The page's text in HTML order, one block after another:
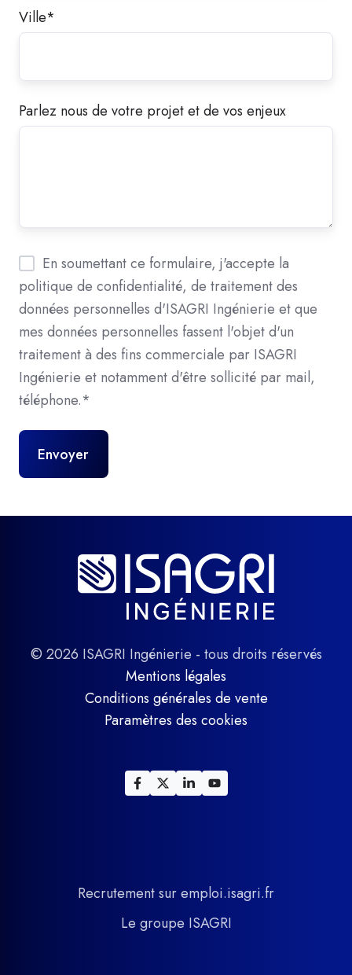
Ville*
Parlez nous de votre projet et de vos enjeux
En soumettant ce formulaire, j'accepte la
politique de confidentialité, de traitement des
données personnelles d'ISAGRI Ingénierie et que
mes données personnelles fassent l'objet d'un
traitement à des fins commerciale par ISAGRI
Ingénierie et notamment d'être sollicité par mail,
téléphone.*
© 2026 ISAGRI Ingénierie - tous droits réservés
Mentions légales
Conditions générales de vente
Paramètres des cookies
Recrutement sur emploi.isagri.fr
Le groupe ISAGRI